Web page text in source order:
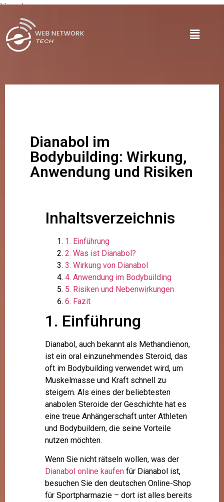
Lire plus
Dianabol im
Bodybuilding: Wirkung,
Anwendung und Risiken
Inhaltsverzeichnis
1. Einführung
2. Was ist Dianabol?
3. Wirkung von Dianabol
4. Anwendung im Bodybuilding
5. Risiken und Nebenwirkungen
6. Fazit
1. Einführung
Dianabol, auch bekannt als Methandienon,
ist ein oral einzunehmendes Steroid, das
oft im Bodybuilding verwendet wird, um
Muskelmasse und Kraft schnell zu
steigern. Als eines der beliebtesten
anabolen Steroide der Geschichte hat es
eine treue Anhängerschaft unter Athleten
und Bodybuildern, die seine Vorteile
nutzen möchten.
Wenn Sie nicht rätseln wollen, was der
Dianabol online kaufen für Dianabol ist,
besuchen Sie den deutschen Online-Shop
für Sportpharmazie – dort ist alles bereits